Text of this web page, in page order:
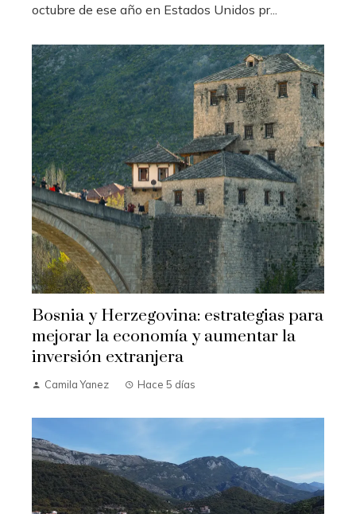
octubre de ese año en Estados Unidos pr...
Bosnia y Herzegovina: estrategias para
mejorar la economía y aumentar la
inversión extranjera
Camila Yanez Hace 5 días